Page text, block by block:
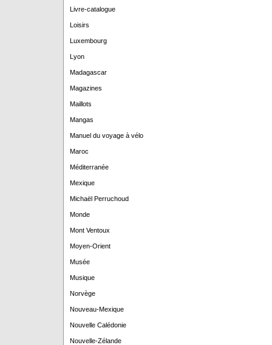
Livre-catalogue
Loisirs
Luxembourg
Lyon
Madagascar
Magazines
Maillots
Mangas
Manuel du voyage à vélo
Maroc
Méditerranée
Mexique
Michaël Perruchoud
Monde
Mont Ventoux
Moyen-Orient
Musée
Musique
Norvège
Nouveau-Mexique
Nouvelle Calédonie
Nouvelle-Zélande